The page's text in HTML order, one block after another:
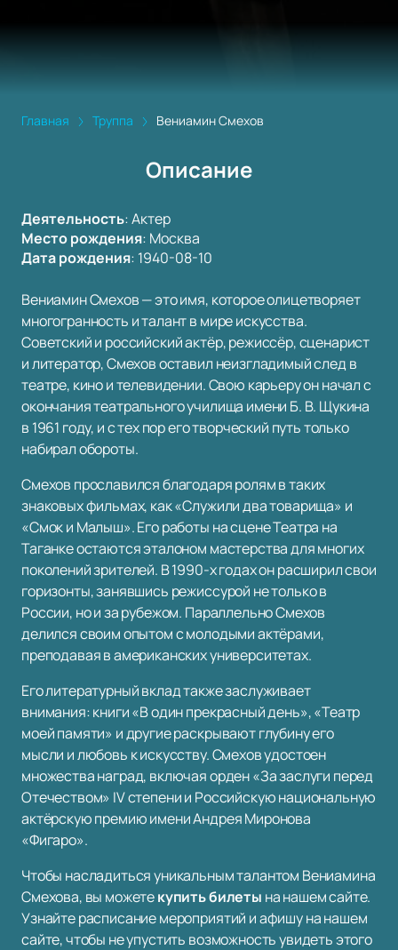
Главная Труппа Вениамин Смехов
Описание
Деятельность:Актер
Место рождения: Москва
Дата рождения: 1940-08-10
Вениамин Смехов — это имя, которое олицетворяет
многогранность и талант в мире искусства.
Советский и российский актёр, режиссёр, сценарист
и литератор, Смехов оставил неизгладимый след в
театре, кино и телевидении. Свою карьеру он начал с
окончания театрального училища имени Б. В. Щукина
в 1961 году, и с тех пор его творческий путь только
набирал обороты.
Смехов прославился благодаря ролям в таких
знаковых фильмах, как «Служили два товарища» и
«Смок и Малыш». Его работы на сцене Театра на
Таганке остаются эталоном мастерства для многих
поколений зрителей. В 1990-х годах он расширил свои
горизонты, занявшись режиссурой не только в
России, но и за рубежом. Параллельно Смехов
делился своим опытом с молодыми актёрами,
преподавая в американских университетах.
Его литературный вклад также заслуживает
внимания: книги «В один прекрасный день», «Театр
моей памяти» и другие раскрывают глубину его
мысли и любовь к искусству. Смехов удостоен
множества наград, включая орден «За заслуги перед
Отечеством» IV степени и Российскую национальную
актёрскую премию имени Андрея Миронова
«Фигаро».
Чтобы насладиться уникальным талантом Вениамина
Смехова, вы можетекупить билеты на нашем сайте.
Узнайте расписание мероприятий и афишу на нашем
сайте, чтобы не упустить возможность увидеть этого